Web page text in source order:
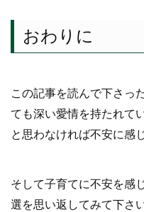
おわりに
この記事を読んで下さっ
ても深い愛情を持たれて
と思わなければ不安に感
そして子育てに不安を感
選を思い返してみて下さい